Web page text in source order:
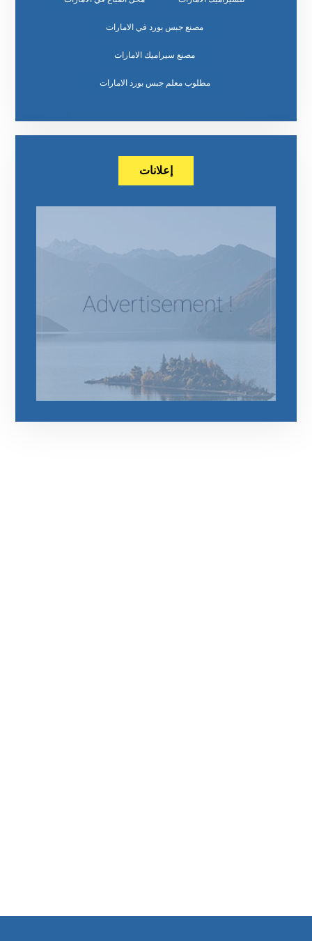
مصنع جبس بورد في الامارات
مصنع سيراميك الامارات
مطلوب معلم جبس بورد الامارات
إعلانات